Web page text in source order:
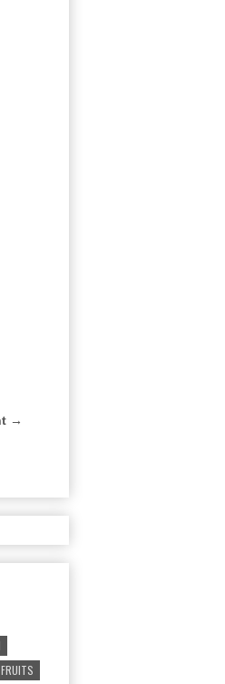
→
FRUITS